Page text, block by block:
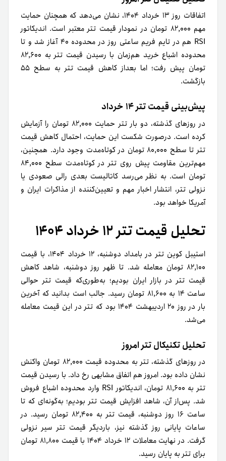
اتفاقات روز ۱۳ خرداد ۱۴۰۴، نشان می‌دهد که همچنان حمایت
مهم ۸۲,۰۰۰ تومان در نمودار قیمت تتر معتبر است. اندیکاتور
RSI هم در تایم فریم ساعتی روز در محدوده ۴۰ آغاز شد و تا
محدوده اشباع خرید هم‌زمان با رسیدن قیمت تتر به ۸۲,۶۰۰
تومان پیش رفت؛ اما بعداز کاهش قیمت تتر به سطح ۵۵
بازگشت.
پیش‌بینی قیمت تتر ۱۴ خرداد
در روزهای گذشته، دو بار تتر حمایت ۸۲,۰۰۰ تومان را آزمایش
کرده است. درصورت شکست این حمایت، احتمال کاهش قیمت
تتر تا سطح ۸۰,۰۰۰ تومان در کوتاه‌مدت وجود دارد. همچنین،
مهم‌ترین مقاومت پیش روی تتر در کوتاه‌مدت سطح ۸۴,۰۰۰
تومان است. به نظر می‌رسد کاتالیست بعدی رالی صعودی یا
نزولی تتر، انتشار اخبار مهم و تعیین‌کننده از مذاکرات ایران و
آمریکا خواهد بود.
تحلیل قیمت تتر ۱۲ خرداد ۱۴۰۴
استیبل کوین تتر در بامداد دوشنبه، ۱۲ خرداد ۱۴۰۴، با قیمت
۸۲,۱۰۰ تومان معامله شد. تا ظهر روز دوشنبه، شاهد کاهش
قیمت تتر در بازار ایران بودیم؛ به‌طوری‌که قیمت تتر حوالی
ساعت ۱۴ به ۸۱,۶۰۰ تومان رسید. جالب است بدانید که آخرین
بار در روز ۲۰ اردیبهشت ۱۴۰۴ بود که تتر در این قیمت معامله
می‌شد.
تحلیل تکنیکال تتر امروز
در روزهای گذشته، تتر به محدوده قیمت ۸۲,۰۰۰ تومان واکنش
نشان داده بود. امروز هم اتفاق مشابهی رخ داد. با رسیدن قیمت
تتر به ۸۱,۶۰۰ تومان، اندیکاتور RSI وارد محدوده اشباع فروش
شد. پس‌از آن، شاهد افزایش قیمت تتر بودیم؛ به‌گونه‌ای که تا
ساعت ۱۶ روز دوشنبه، قیمت تتر به ۸۲,۴۰۰ تومان رسید. در
ساعات پایانی روز گذشته نیز، باردیگر قیمت تتر سیر نزولی
گرفت. در نهایت معاملات ۱۲ خرداد ۱۴۰۴ با قیمت ۸۱,۸۰۰ تومان
برای تتر به پایان رسید.